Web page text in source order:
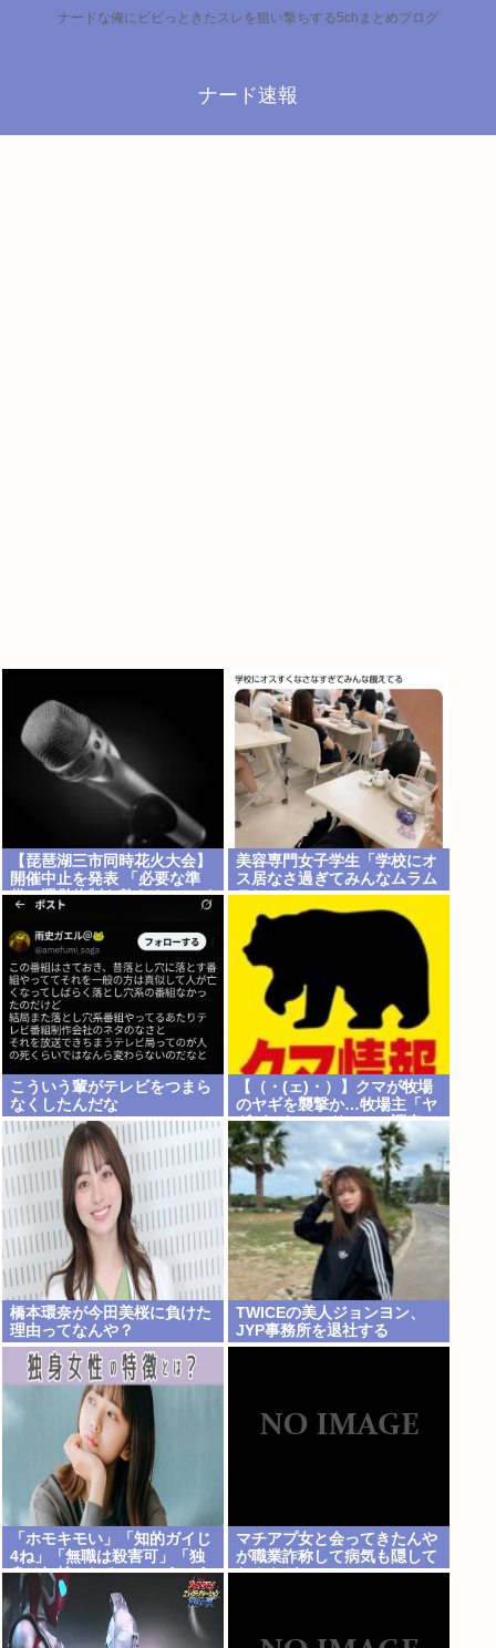
ナードな俺にビビっときたスレを狙い撃ちする5chまとめブログ
ナード速報
【琵琶湖三市同時花火大会】
開催中止を発表 「必要な準
備・運営体制を整えることが
困難」 22日の開催予定…3市
は関与否定
美容専門女子学生「学校にオ
ス居なさ過ぎてみんなムラム
ラしてる 」
こういう輩がテレビをつまら
なくしたんだな
【（・(ェ)・）】クマが牧場
のヤギを襲撃か…牧場主「ヤ
ギがいない」ドローン調査で
近くの川でヤギを捕食するク
マ確認 北海道八雲町
橋本環奈が今田美桜に負けた
理由ってなんや？
TWICEの美人ジョンヨン、
JYP事務所を退社する
「ホモキモい」「知的ガイじ
4ね」「無職は殺害可」「独
身は奴隷にしろ」←こういう
こと気軽に言っちゃいけない
のかな？
マチアプ女と会ってきたんや
が職業詐称して病気も隠して
たんやが